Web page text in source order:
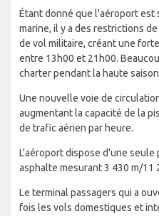
Étant donné que l'aéroport est
marine, il y a des restrictions
de vol militaire, créant une
entre 13h00 et 21h00.
charter pendant la haute
Une nouvelle voie de
augmentant la capacité de la
de trafic aérien par heure.
L'aéroport dispose d'une seule
asphalte mesurant 3 430 m/11
Le terminal passagers qui a
fois les vols domestiques et